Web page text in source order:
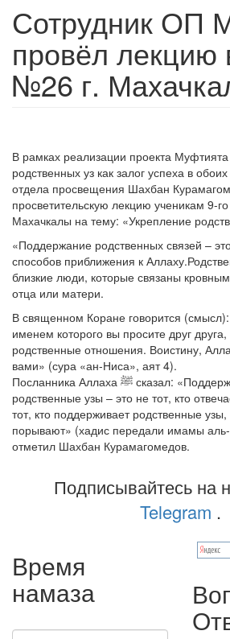
Сотрудник ОП
провёл
№26 г.
В рамках реализации проекта
родственных уз как залог успеха в
отдела просвещения Шахбан
просветительскую лекцию ученикам 9-
Махачкалы на тему: «Укрепление
«Поддержание родственных связей –
способов приближения к
близкие люди, которые связаны
отца или матери.
В священном Коране говорится
именем которого вы просите друг
родственные отношения. Воистину,
вами» (сура «ан-Ниса», аят 4).
Посланника Аллаха ﷺ сказал: «Поддерживающий
родственные узы – это не тот, кто
тот, кто поддерживает родственные узы,
порывают» (хадис передали имамы
отметил Шахбан Курамагомедов.
Подписывайтесь на
Telegram .
Время
намаза